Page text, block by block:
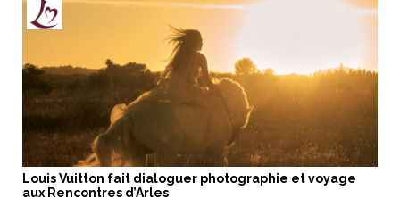
Louis Vuitton fait dialoguer photographie et voyage
aux Rencontres d’Arles